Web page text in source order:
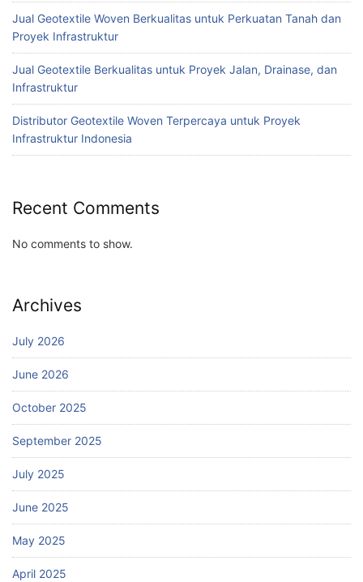
Jual Geotextile Woven Berkualitas untuk Perkuatan Tanah dan
Proyek Infrastruktur
Jual Geotextile Berkualitas untuk Proyek Jalan, Drainase, dan
Infrastruktur
Distributor Geotextile Woven Terpercaya untuk Proyek
Infrastruktur Indonesia
Recent Comments
No comments to show.
Archives
July 2026
June 2026
October 2025
September 2025
July 2025
June 2025
May 2025
April 2025